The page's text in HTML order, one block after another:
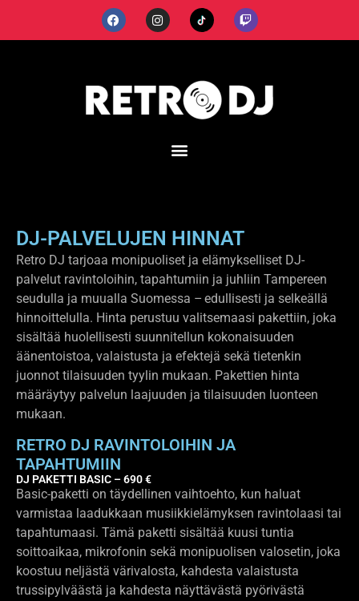
DJ-PALVELUJEN HINNAT
Retro DJ tarjoaa monipuoliset ja elämykselliset DJ-
palvelut ravintoloihin, tapahtumiin ja juhliin Tampereen
seudulla ja muualla Suomessa – edullisesti ja selkeällä
hinnoittelulla. Hinta perustuu valitsemaasi pakettiin, joka
sisältää huolellisesti suunnitellun kokonaisuuden
äänentoistoa, valaistusta ja efektejä sekä tietenkin
juonnot tilaisuuden tyylin mukaan. Pakettien hinta
määräytyy palvelun laajuuden ja tilaisuuden luonteen
mukaan.
RETRO DJ RAVINTOLOIHIN JA
TAPAHTUMIIN
DJ PAKETTI BASIC – 690 €
Basic-paketti on täydellinen vaihtoehto, kun haluat
varmistaa laadukkaan musiikkielämyksen ravintolaasi tai
tapahtumaasi. Tämä paketti sisältää kuusi tuntia
soittoaikaa, mikrofonin sekä monipuolisen valosetin, joka
koostuu neljästä värivalosta, kahdesta valaistusta
trussipylväästä ja kahdesta näyttävästä pyörivästä